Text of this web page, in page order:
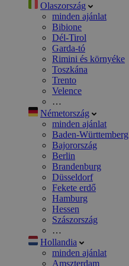
Olaszország
minden ajánlat
Bibione
Dél-Tirol
Garda-tó
Rimini és környéke
Toszkána
Trento
Velence
…
Németország
minden ajánlat
Baden-Württemberg
Bajorország
Berlin
Brandenburg
Düsseldorf
Fekete erdő
Hamburg
Hessen
Szászország
…
Hollandia
minden ajánlat
Amszterdam